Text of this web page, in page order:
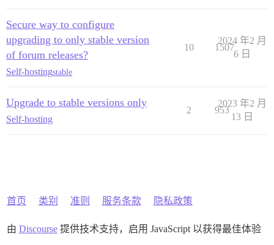
Secure way to configure
upgrading to only stable version
of forum releases?
Self-hostingstable
10 1507
2024 年2 月
6 日
Upgrade to stable versions only
Self-hosting
2 953
2023 年2 月
13 日
首页 类别 准则 服务条款 隐私政策
由 Discourse提供技术支持，启用 JavaScript 以获得最佳体验